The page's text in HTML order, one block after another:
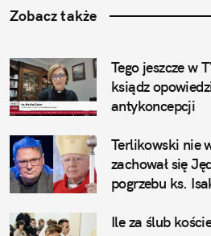
Zobacz także
Tego jeszcze w
ksiądz
antykoncepcji
Terlikowski nie
zachował się
pogrzebu ks.
Ile za ślub